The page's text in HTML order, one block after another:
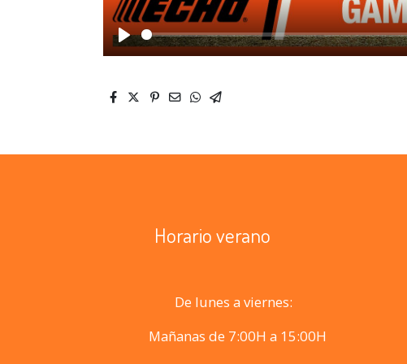
Play
Horario verano
De lunes a viernes:
Mañanas de 7:00H a 15:00H